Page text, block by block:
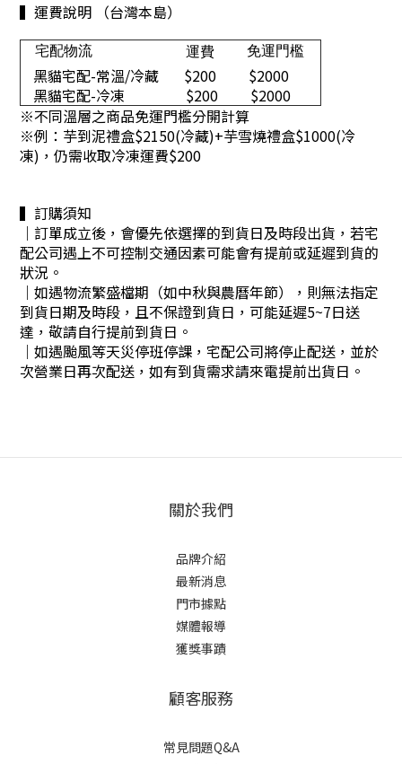
▍運費說明 （台灣本島）
宅配物流 運費 免運門檻
黑貓宅配-常溫/冷藏 $200
$2000
黑貓宅配-冷凍
$200
$2000
※不同溫層之商品免運門檻分開計算
※例：芋到泥禮盒$2150(冷藏)+芋雪燒禮盒$1000(冷
凍)，仍需收取冷凍運費$200
▍訂購須知
｜訂單成立後，會優先依選擇的到貨日及時段出貨，若宅
配公司遇上不可控制交通因素可能會有提前或延遲到貨的
狀況。
｜ 如遇物流繁盛檔期（如中秋與農曆年節），則無法指定
到貨日期及時段，且不保證到貨日，可能延遲5~7日送
達，敬請自行提前到貨日。
｜ 如遇颱風等天災停班停課，宅配公司將停止配送，並於
次營業日再次配送，如有到貨需求請來電提前出貨日。
關於我們
品牌介紹
最新消息
門市據點
媒體報導
獲獎事蹟
顧客服務
常見問題Q&A